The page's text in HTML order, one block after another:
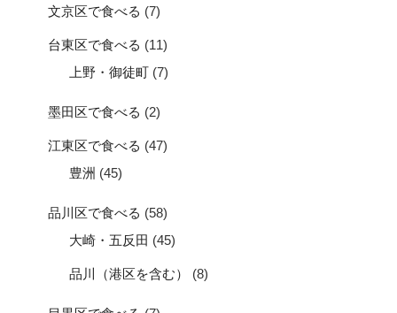
文京区で食べる (7)
台東区で食べる (11)
上野・御徒町 (7)
墨田区で食べる (2)
江東区で食べる (47)
豊洲 (45)
品川区で食べる (58)
大崎・五反田 (45)
品川（港区を含む） (8)